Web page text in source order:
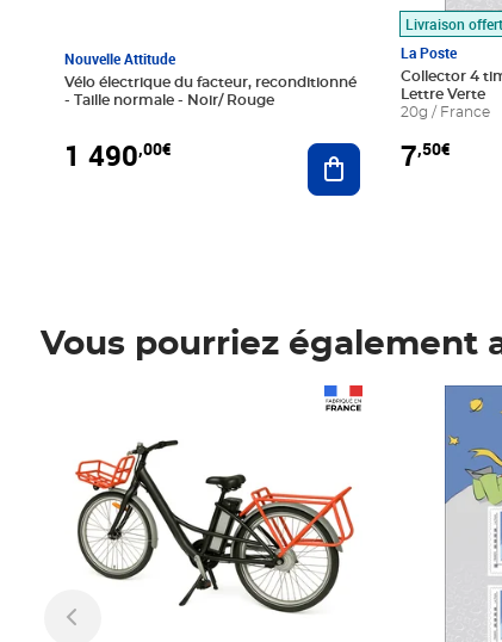
Nouvelle Attitude
Vélo électrique du facteur, reconditionné
- Taille normale - Noir/ Rouge
1 490,00€ Ajouter au panier
Livraison
La Poste
Collector 4
Lettre Verte
20g / France
7,50€
Vous pourriez également
Prix 7,50€